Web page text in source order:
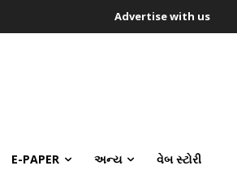
Advertise with us
E-PAPER અન્ય વેબ સ્ટોરી